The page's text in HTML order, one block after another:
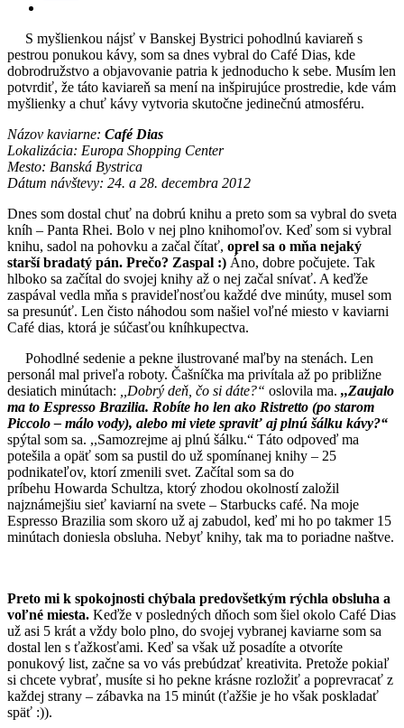
S myšlienkou nájsť v Banskej Bystrici pohodlnú kaviareň s
pestrou ponukou kávy, som sa dnes vybral do Café Dias, kde
dobrodružstvo a objavovanie patria k jednoducho k sebe. Musím len
potvrdiť, že táto kaviareň sa mení na inšpirujúce prostredie, kde vám
myšlienky a chuť kávy vytvoria skutočne jedinečnú atmosféru.
Názov kaviarne: Café Dias
Lokalizácia: Europa Shopping Center
Mesto: Banská Bystrica
Dátum návštevy: 24. a 28. decembra 2012
Dnes som dostal chuť na dobrú knihu a preto som sa vybral do sveta
kníh – Panta Rhei. Bolo v nej plno knihomoľov. Keď som si vybral
knihu, sadol na pohovku a začal čítať, oprel sa o mňa nejaký
starší bradatý pán. Prečo? Zaspal :) Áno, dobre počujete. Tak
hlboko sa začítal do svojej knihy až o nej začal snívať. A keďže
zaspával vedla mňa s pravideľnosťou každé dve minúty, musel som
sa presunúť. Len čisto náhodou som našiel voľné miesto v kaviarni
Café dias, ktorá je súčasťou kníhkupectva.
Pohodlné sedenie a pekne ilustrované maľby na stenách. Len
personál mal priveľa roboty. Čašníčka ma privítala až po približne
desiatich minútach:
,,Dobrý deň, čo si dáte?“ oslovila ma. ,,Zaujalo
ma to Espresso Brazilia. Robíte ho len ako Ristretto (po starom
Piccolo – málo vody), alebo mi viete spraviť aj plnú šálku kávy?“
spýtal som sa. ,,Samozrejme aj plnú šálku.“ Táto odpoveď ma
potešila a opäť som sa pustil do už spomínanej knihy – 25
podnikateľov, ktorí zmenili svet. Začítal som sa do
príbehu Howarda Schultza, ktorý zhodou okolností založil
najznámejšiu sieť kaviarní na svete – Starbucks café. Na moje
Espresso Brazilia som skoro už aj zabudol, keď mi ho po takmer 15
minútach doniesla obsluha. Nebyť knihy, tak ma to poriadne naštve.
Preto mi k spokojnosti chýbala predovšetkým rýchla obsluha a
voľné miesta. Keďže v posledných dňoch som šiel okolo Café Dias
už asi 5 krát a vždy bolo plno, do svojej vybranej kaviarne som sa
dostal len s ťažkosťami. Keď sa však už posadíte a otvoríte
ponukový list, začne sa vo vás prebúdzať kreativita. Pretože pokiaľ
si chcete vybrať, musíte si ho pekne krásne rozložiť a poprevracať z
každej strany – zábavka na 15 minút (ťažšie je ho však poskladať
späť :)).